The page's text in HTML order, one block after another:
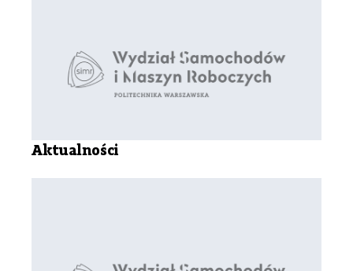
Aktualności